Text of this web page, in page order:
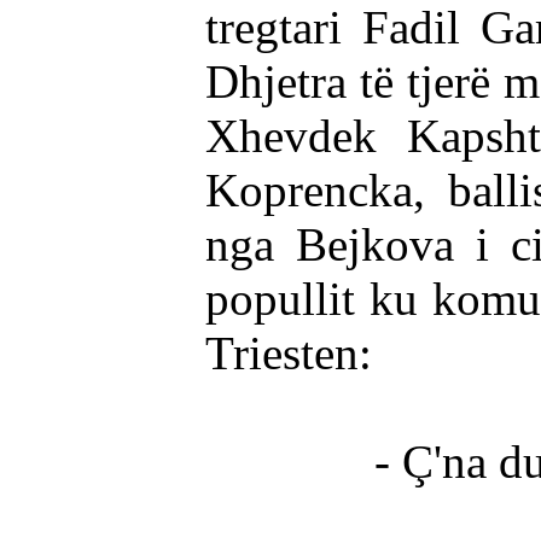
tregtari Fadil
Dhjetra të tjerë
Xhevdek
Koprencka,
nga Bejkova i
popullit ku
Triesten:
- Ç'na duhet